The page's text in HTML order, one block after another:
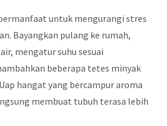
untuk mengurangi stres
Bayangkan pulang ke rumah,
mengatur suhu sesuai
beberapa tetes minyak
hangat yang bercampur aroma
membuat tubuh terasa lebih